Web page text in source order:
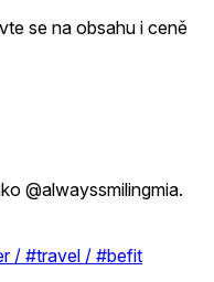
se na obsahu i ceně
@alwayssmilingmia.
/ #travel / #befit